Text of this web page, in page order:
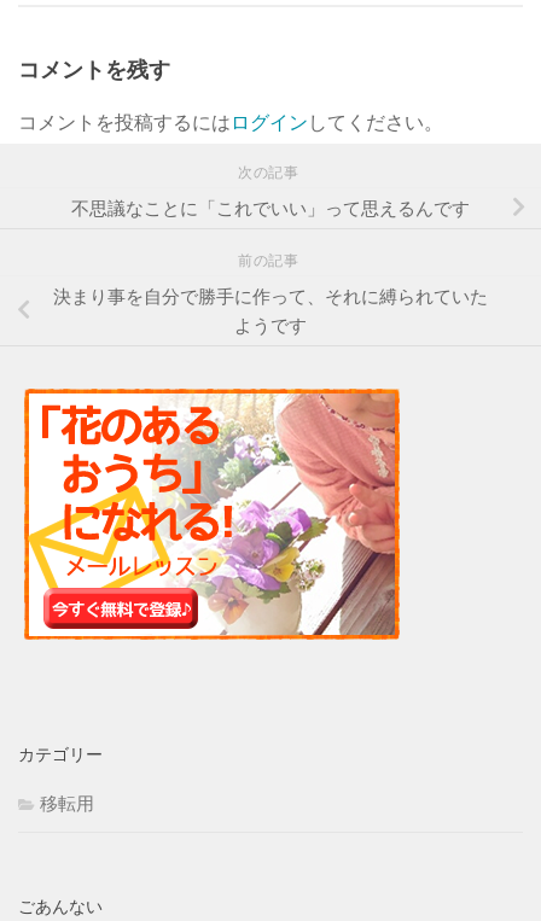
コメントを残す
コメントを投稿するには ログイン してください。
次の記事
不思議なことに「これでいい」って思えるんです
前の記事
決まり事を自分で勝手に作って、それに縛られていた
ようです
カテゴリー
移転用
ごあんない